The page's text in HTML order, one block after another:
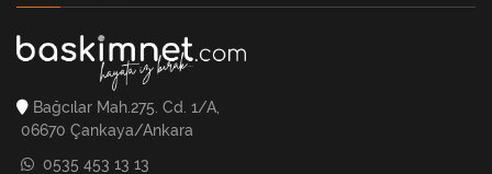
Bağcılar Mah.275. Cd. 1/A,
06670 Çankaya/Ankara
0535 453 13 13